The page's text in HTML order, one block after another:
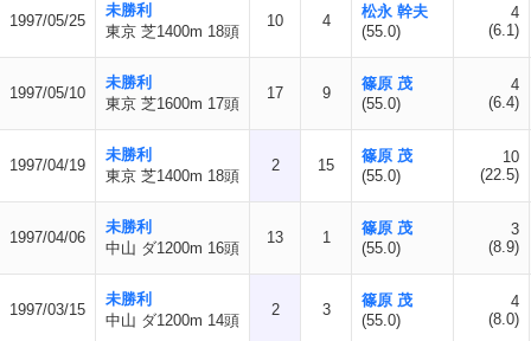
1997/05/25
未勝利
東京 芝1400m 18頭
10 4
松永 幹夫
(55.0)
4
(6.1)
1997/05/10
未勝利
東京 芝1600m 17頭
17 9
篠原 茂
(55.0)
4
(6.4)
1997/04/19
未勝利
東京 芝1400m 18頭
2 15
篠原 茂
(55.0)
10
(22.5)
1997/04/06
未勝利
中山 ダ1200m 16頭
13 1
篠原 茂
(55.0)
3
(8.9)
1997/03/15
未勝利
中山 ダ1200m 14頭
2 3
篠原 茂
(55.0)
4
(8.0)